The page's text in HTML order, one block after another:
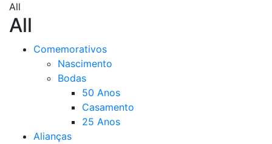
All
All
Comemorativos
Nascimento
Bodas
50 Anos
Casamento
25 Anos
Alianças